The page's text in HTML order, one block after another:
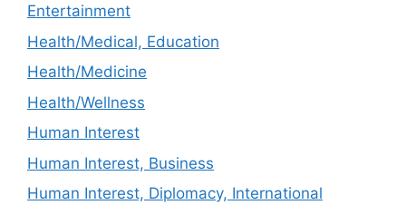
Entertainment
Health/Medical, Education
Health/Medicine
Health/Wellness
Human Interest
Human Interest, Business
Human Interest, Diplomacy, International